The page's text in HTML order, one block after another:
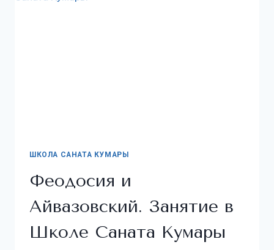
ШКОЛА САНАТА КУМАРЫ
Феодосия и
Айвазовский. Занятие в
Школе Саната Кумары